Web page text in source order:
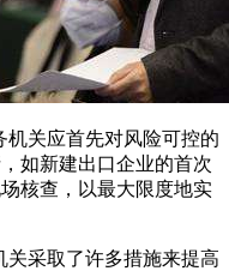
关应首先对风险可控的
如新建出口企业的首次
核查，以最大限度地实
关采取了许多措施来提高